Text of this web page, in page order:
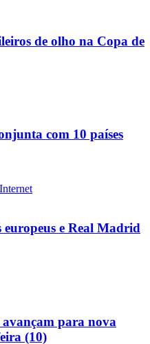
de olho na Copa de
com 10 países
e Real Madrid
avançam para nova
(10)